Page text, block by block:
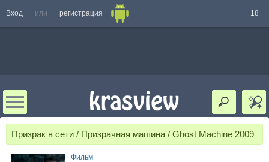
Вход или регистрация 18+
Призрак в сети / Призрачная машина / Ghost Machine 2009
Фильм